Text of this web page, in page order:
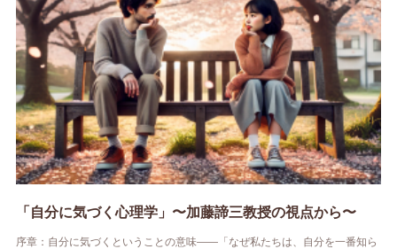
「自分に気づく心理学」〜加藤諦三教授の視点から〜
序章：自分に気づくということの意味――「なぜ私たちは、自分を一番知ら